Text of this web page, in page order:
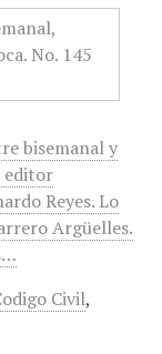
bisemanal y
editor
Reyes. Lo
Argüelles.
Civil,